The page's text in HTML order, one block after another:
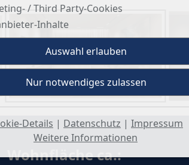
Wohnfläche ca.:
/ Third Party-Cookies
Inhalte
Details | Datenschutz | Impressum
Weitere Informationen